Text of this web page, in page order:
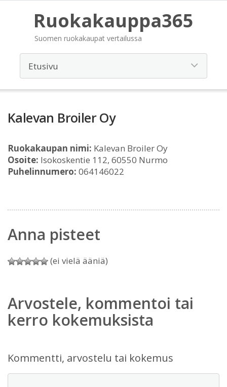
Ruokakauppa365
Suomen ruokakaupat vertailussa
Kalevan Broiler Oy
Ruokakaupan nimi: Kalevan Broiler Oy
Osoite: Isokoskentie 112, 60550 Nurmo
Puhelinnumero: 064146022
Anna pisteet
(ei vielä ääniä)
Arvostele, kommentoi tai
kerro kokemuksista
Kommentti, arvostelu tai kokemus